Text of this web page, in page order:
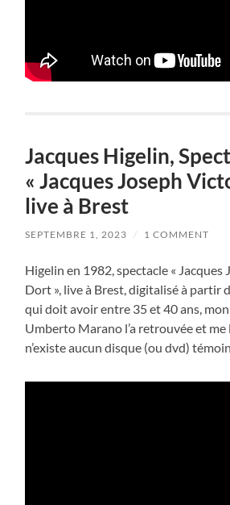
Jacques Higelin,
« Jacques Joseph
live à Brest
SEPTEMBRE 1, 2023 / 1 COMMENT
Higelin en 1982, spectacle « Jacques
Dort », live à Brest, digitalisé à partir
qui doit avoir entre 35 et 40 ans,
Umberto Marano l’a retrouvée et me
n’existe aucun disque (ou dvd)